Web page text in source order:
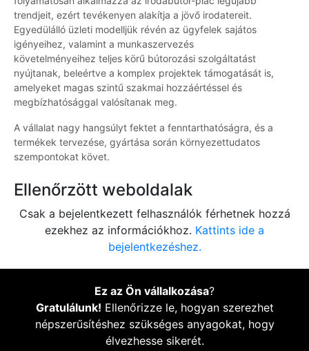
trendjeit, ezért tevékenyen alakítja a jövő irodatereit.
Egyedülálló üzleti modelljük révén az ügyfelek sajátos
igényeihez, valamint a munkaszervezés
követelményeihez teljes körű bútorozási szolgáltatást
nyújtanak, beleértve a komplex projektek támogatását is,
amelyeket magas szintű szakmai hozzáértéssel és
megbízhatósággal valósítanak meg.
A vállalat nagy hangsúlyt fektet a fenntarthatóságra, és a
termékek tervezése, gyártása során környezettudatos
szempontokat követ.
Ellenőrzött weboldalak
Csak a bejelentkezett felhasználók férhetnek hozzá
ezekhez az információkhoz. Kattints ide a
bejelentkezéshez.
Ez az Ön vállalkozása?
Gratulálunk! Ellenőrizze le, hogyan szerezhet
népszerűsítéshez szükséges anyagokat, hogy
élvezhesse sikerét.